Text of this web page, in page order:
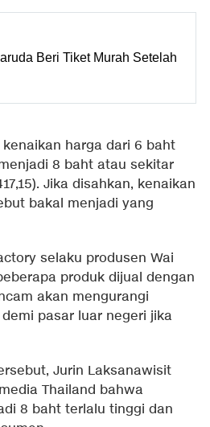
Beri Tiket Murah Setelah
harga dari 6 baht
8 baht atau sekitar
Jika disahkan, kenaikan
bakal menjadi yang
selaku produsen Wai
produk dijual dengan
akan mengurangi
pasar luar negeri jika
Jurin Laksanawisit
Thailand bahwa
8 baht terlalu tinggi dan